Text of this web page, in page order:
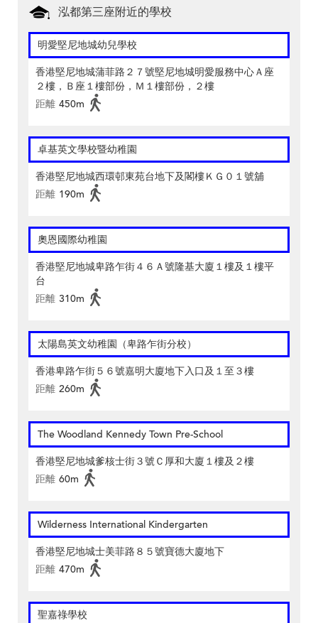
泓都第三座附近的學校
明愛堅尼地城幼兒學校
香港堅尼地城蒲菲路２７號堅尼地城明愛服務中心Ａ座
２樓，Ｂ座１樓部份，Ｍ１樓部份，２樓
距離 450m
卓基英文學校暨幼稚園
香港堅尼地城西環邨東苑台地下及閣樓ＫＧ０１號舖
距離 190m
奧恩國際幼稚園
香港堅尼地城卑路乍街４６Ａ號隆基大廈１樓及１樓平
台
距離 310m
太陽島英文幼稚園（卑路乍街分校）
香港卑路乍街５６號嘉明大廈地下入口及１至３樓
距離 260m
The Woodland Kennedy Town Pre-School
香港堅尼地城爹核士街３號Ｃ厚和大廈１樓及２樓
距離 60m
Wilderness International Kindergarten
香港堅尼地城士美菲路８５號寶德大廈地下
距離 470m
聖嘉祿學校